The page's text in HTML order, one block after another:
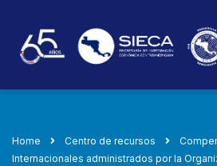
Home Centro de recursos
Internacionales administrados por la